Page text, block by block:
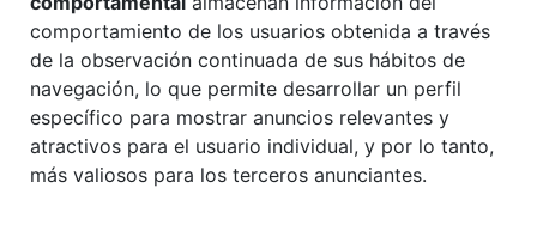
comportamiento de los usuarios obtenida a través
de la observación continuada de sus hábitos de
navegación, lo que permite desarrollar un perfil
específico para mostrar anuncios relevantes y
atractivos para el usuario individual, y por lo tanto,
más valiosos para los terceros anunciantes.